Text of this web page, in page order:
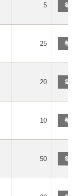
5 毎
25 毎
20 毎
10 毎
50 毎